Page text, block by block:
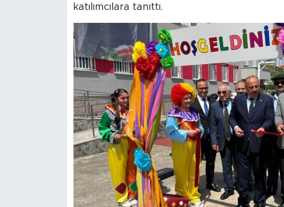
katılımcılara tanıttı.